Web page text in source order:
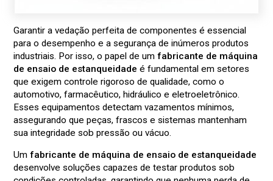
Garantir a vedação perfeita de componentes é essencial
para o desempenho e a segurança de inúmeros produtos
industriais. Por isso, o papel de umfabricante de máquina
de ensaio de estanqueidade é fundamental em setores
que exigem controle rigoroso de qualidade, como o
automotivo, farmacêutico, hidráulico e eletroeletrônico.
Esses equipamentos detectam vazamentos mínimos,
assegurando que peças, frascos e sistemas mantenham
sua integridade sob pressão ou vácuo.
Umfabricante de máquina de ensaio de estanqueidade
desenvolve soluções capazes de testar produtos sob